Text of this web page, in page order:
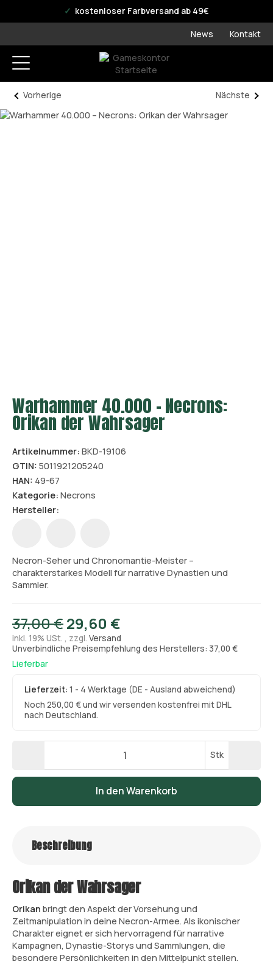
offizieller WPN Storekostenloser Farbversand ab 49€
News Kontakt
Vorherige Nächste
Warhammer 40.000 – Necrons:
Orikan der Wahrsager
Artikelnummer: BKD-19106
GTIN: 5011921205240
HAN: 49-67
Kategorie: Necrons
Hersteller:
Necron-Seher und Chronomantie-Meister –
charakterstarkes Modell für narrative Dynastien und
Sammler.
37,00 €29,60 €
inkl. 19% USt. , zzgl. Versand
Unverbindliche Preisempfehlung des Herstellers: 37,00 €
Lieferbar
Lieferzeit:1 - 4 Werktage (DE - Ausland abweichend)
Noch 250,00 € und wir versenden kostenfrei mit DHL
nach Deutschland.
Stk
In den Warenkorb
Beschreibung
Orikan der Wahrsager
Orikan bringt den Aspekt der Vorsehung und
Zeitmanipulation in deine Necron-Armee. Als ikonischer
Charakter eignet er sich hervorragend für narrative
Kampagnen, Dynastie-Storys und Sammlungen, die
besondere Persönlichkeiten in den Mittelpunkt stellen.